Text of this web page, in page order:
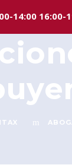
14:00 16:00-